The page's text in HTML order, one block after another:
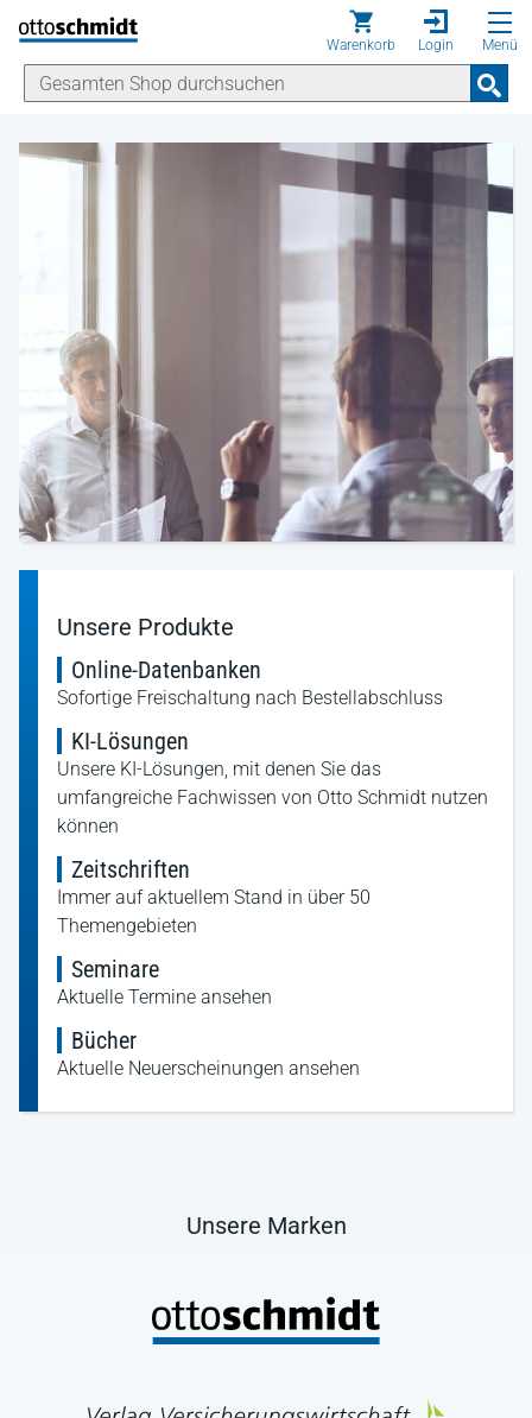
Direkt zum Inhalt
Warenkorb Login Menü
Unsere Produkte
Online-Datenbanken
Sofortige Freischaltung nach Bestellabschluss
KI-Lösungen
Unsere KI-Lösungen, mit denen Sie das
umfangreiche Fachwissen von Otto Schmidt nutzen
können
Zeitschriften
Immer auf aktuellem Stand in über 50
Themengebieten
Seminare
Aktuelle Termine ansehen
Bücher
Aktuelle Neuerscheinungen ansehen
Unsere Marken